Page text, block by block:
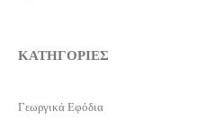
ΚΑΤΗΓΟΡΙΕΣ
Γεωργικά Εφόδια